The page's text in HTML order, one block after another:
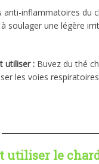
anti-inflammatoires du
soulager une légère
utiliser : Buvez du thé
les voies
utiliser le